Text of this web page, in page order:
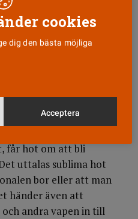
Om någon har
anhöriga påstå att det
patienten. Många är
kan bete sig rätt så
sig, slänga sig på
sig på personalen.
den skottskadade
får hot om att bli
uttalas sublima hot
bor eller att man
händer även att
andra vapen in till
cookies
dig den bästa möjliga
Acceptera